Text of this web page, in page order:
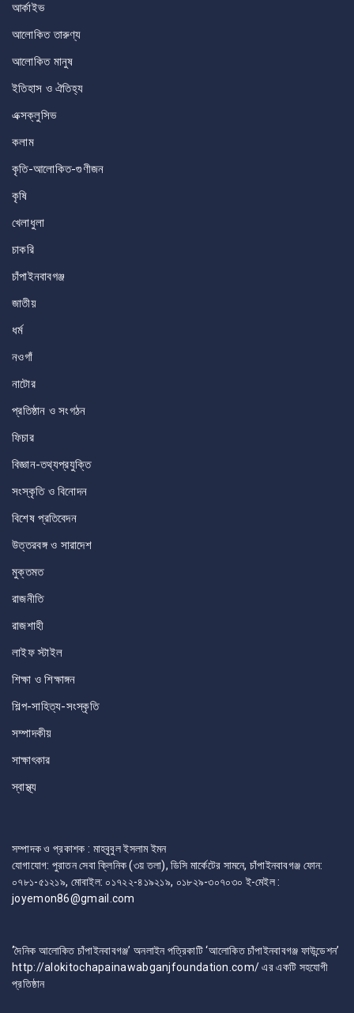
আর্কাইভ
আলোকিত তারুণ্য
আলোকিত মানুষ
ইতিহাস ও ঐতিহ্য
এক্সক্লুসিভ
কলাম
কৃতি-আলোকিত-গুণীজন
কৃষি
খেলাধুলা
চাকরি
চাঁপাইনবাবগঞ্জ
জাতীয়
ধর্ম
নওগাঁ
নাটোর
প্রতিষ্ঠান ও সংগঠন
ফিচার
বিজ্ঞান-তথ্যপ্রযুক্তি
সংস্কৃতি ও বিনোদন
বিশেষ প্রতিবেদন
উত্তরবঙ্গ ও সারাদেশ
মুক্তমত
রাজনীতি
রাজশাহী
লাইফ স্টাইল
শিক্ষা ও শিক্ষাঙ্গন
শিল্প-সাহিত্য-সংস্কৃতি
সম্পাদকীয়
সাক্ষাৎকার
স্বাস্থ্য
সম্পাদক ও প্রকাশক : মাহবুবুল ইসলাম ইমন
যোগাযোগ: পুরাতন সেবা ক্লিনিক (৩য় তলা), ডিসি মার্কেটের সামনে, চাঁপাইনবাবগঞ্জ ফোন:
০৭৮১-৫১২১৯, মোবাইল: ০১৭২২-৪১৯২১৯, ০১৮২৯-৩০৭০৩০ ই-মেইল :
joyemon86@gmail.com
‘দৈনিক আলোকিত চাঁপাইনবাবগঞ্জ’ অনলাইন পত্রিকাটি ‘আলোকিত চাঁপাইনবাবগঞ্জ ফাউন্ডেশন’
http://alokitochapainawabganjfoundation.com/ এর একটি সহযোগী
প্রতিষ্ঠান